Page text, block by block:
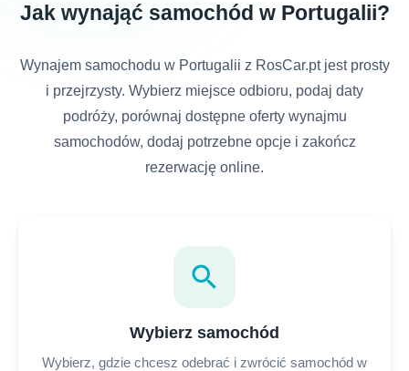
Jak wynająć samochód w Portugalii?
Wynajem samochodu w Portugalii z RosCar.pt jest prosty
i przejrzysty. Wybierz miejsce odbioru, podaj daty
podróży, porównaj dostępne oferty wynajmu
samochodów, dodaj potrzebne opcje i zakończ
rezerwację online.
search
Wybierz samochód
Wybierz, gdzie chcesz odebrać i zwrócić samochód w